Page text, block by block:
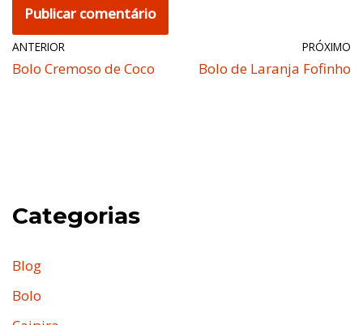
ANTERIOR
Bolo Cremoso de Coco
PRÓXIMO
Bolo de Laranja Fofinho
Categorias
Blog
Bolo